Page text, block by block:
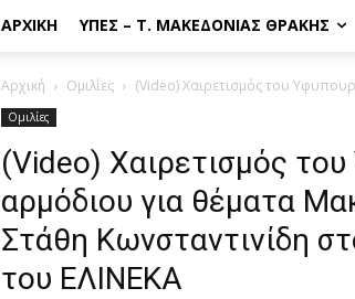
ΑΡΧΙΚΉ ΥΠΕΣ – Τ. ΜΑΚΕΔΟΝΊΑΣ ΘΡΆΚΗΣ
Αρχική Ομιλίες (Video) Χαιρετισμός του
Ομιλίες
(Video) Χαιρετισμός
αρμόδιου για θέματα
Στάθη Κωνσταντινίδη
του ΕΛΙΝΕΚΑ